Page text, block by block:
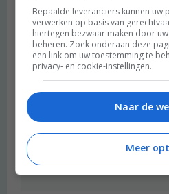
Merel schreef:
2017 OM
Wat fijn om te lezen dat je op
hebt. Ik kan me ook oprecht
om op iemand met heimwee te
niet kent. Je denkt dan
toch goed hier? We hebben het
begrijpen waarschijnlijk dat dat
niet zo voelt – misschien voor
Bepaalde leveranciers kunnen uw
verwerken op basis van
hiertegen bezwaar maken door
beheren. Zoek onderaan deze
een link om uw toestemming te
privacy- en cookie-instellingen.
Naar de
Meer